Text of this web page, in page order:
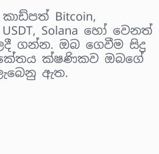
කාඩ්පත් Bitcoin,
USDT, Solana හෝ වෙනත්
ගන්න. ඔබ ගෙවීම සිදු
ක්ෂණිකව ඔබගේ
ඇත.